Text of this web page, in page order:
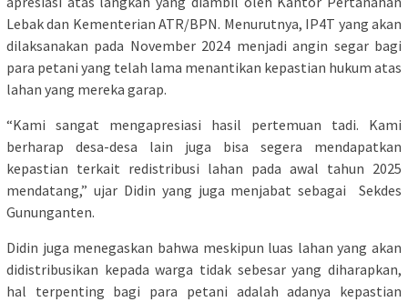
Lebak dan Kementerian ATR/BPN. Menurutnya, IP4T yang akan
dilaksanakan pada November 2024 menjadi angin segar bagi
para petani yang telah lama menantikan kepastian hukum atas
lahan yang mereka garap.
“Kami sangat mengapresiasi hasil pertemuan tadi. Kami
berharap desa-desa lain juga bisa segera mendapatkan
kepastian terkait redistribusi lahan pada awal tahun 2025
mendatang,” ujar Didin yang juga menjabat sebagai Sekdes
Gununganten.
Didin juga menegaskan bahwa meskipun luas lahan yang akan
didistribusikan kepada warga tidak sebesar yang diharapkan,
hal terpenting bagi para petani adalah adanya kepastian